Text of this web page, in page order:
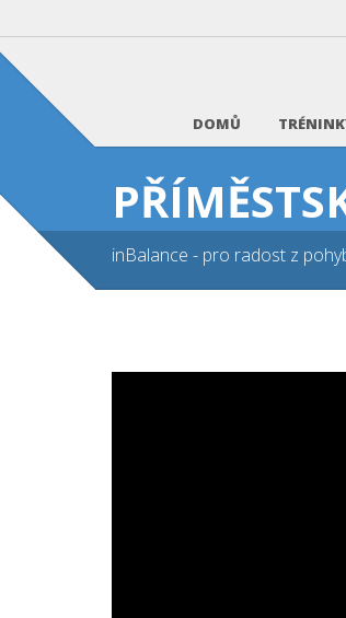
DOMŮ
inBalance - pro radost z